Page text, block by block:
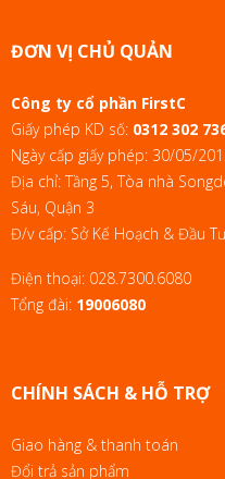
ĐƠN VỊ CHỦ QUẢN
Công ty cổ phần FirstC
Giấy phép KD số: 0312 302
Ngày cấp giấy phép: 30/05/
Địa chỉ: Tầng 5, Tòa nhà
Sáu, Quận 3
Đ/v cấp: Sở Kế Hoạch & Đầu
Điện thoại: 028.7300.6080
Tổng đài: 19006080
CHÍNH SÁCH & HỖ TRỢ
Giao hàng & thanh toán
Đổi trả sản phẩm